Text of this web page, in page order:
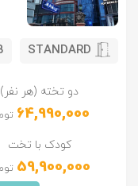
STANDARD
دو تخته (هر نفر)
64,990,000
کودک با تخت
59,900,000